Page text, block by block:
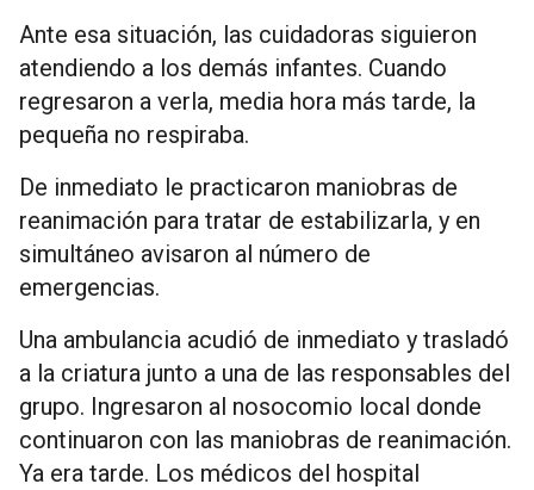
Ante esa situación, las cuidadoras siguieron
atendiendo a los demás infantes. Cuando
regresaron a verla, media hora más tarde, la
pequeña no respiraba.
De inmediato le practicaron maniobras de
reanimación para tratar de estabilizarla, y en
simultáneo avisaron al número de
emergencias.
Una ambulancia acudió de inmediato y trasladó
a la criatura junto a una de las responsables del
grupo. Ingresaron al nosocomio local donde
continuaron con las maniobras de reanimación.
Ya era tarde. Los médicos del hospital